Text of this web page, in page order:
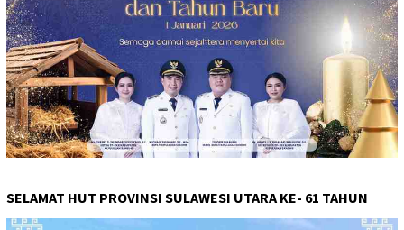
SELAMAT HUT PROVINSI SULAWESI UTARA KE- 61 TAHUN